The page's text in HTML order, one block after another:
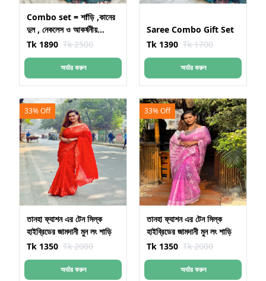
Combo set = শfড়ি ,কানের
দুল , নেকলেস ও আকর্ষনীয়
ভ্যানিটি ব্যাগের
Tk 1890 Tk 2500
অর্ডার করুন
Saree Combo Gift Set
Tk 1390 Tk 1700
অর্ডার করুন
33% Off
তানহা ফ্যাশন এর টেন সিল্ক
হাইব্রিডের জামদানী মুন লং শাড়ি
Tk 1350 Tk 2000
অর্ডার করুন
33% Off
তানহা ফ্যাশন এর টেন সিল্ক
হাইব্রিডের জামদানী মুন লং শাড়ি
Tk 1350 Tk 2000
অর্ডার করুন